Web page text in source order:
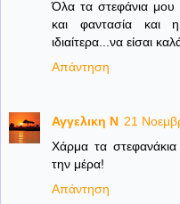
Όλα τα στεφάνια μου
και φαντασία και
ιδιαίτερα...να είσαι
Απάντηση
Αγγελικη Ν 21
Χάρμα τα
την μέρα!
Απάντηση